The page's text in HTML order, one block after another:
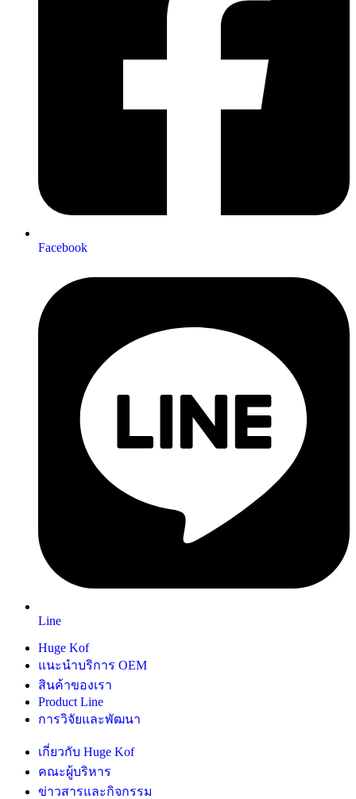
Facebook
Line
Huge Kof
แนะนำบริการ OEM
สินค้าของเรา
Product Line
การวิจัยและพัฒนา
เกี่ยวกับ Huge Kof
คณะผู้บริหาร
ข่าวสารและกิจกรรม